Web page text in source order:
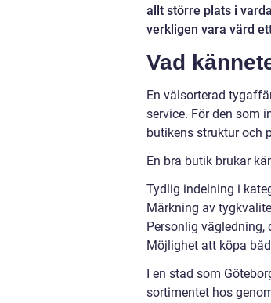
allt större plats i
verkligen vara värd
Vad
En välsorterad
service. För den som
butikens struktur och
En bra butik brukar
Tydlig indelning i
Märkning av
Personlig
Möjlighet att köpa
I en stad som
sortimentet hos